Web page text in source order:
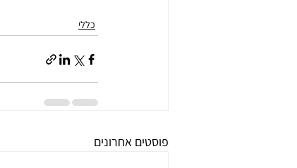
כללי
פוסטים אחרונים